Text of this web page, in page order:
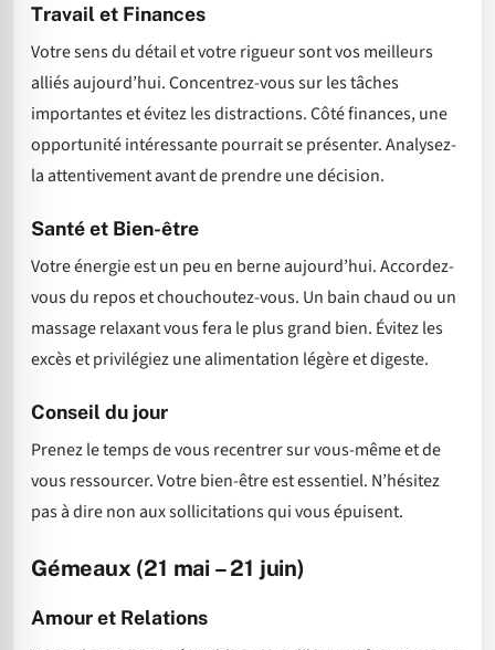
Travail et Finances
Votre sens du détail et votre rigueur sont vos meilleurs
alliés aujourd’hui. Concentrez-vous sur les tâches
importantes et évitez les distractions. Côté finances, une
opportunité intéressante pourrait se présenter. Analysez-
la attentivement avant de prendre une décision.
Santé et Bien-être
Votre énergie est un peu en berne aujourd’hui. Accordez-
vous du repos et chouchoutez-vous. Un bain chaud ou un
massage relaxant vous fera le plus grand bien. Évitez les
excès et privilégiez une alimentation légère et digeste.
Conseil du jour
Prenez le temps de vous recentrer sur vous-même et de
vous ressourcer. Votre bien-être est essentiel. N’hésitez
pas à dire non aux sollicitations qui vous épuisent.
Gémeaux (21 mai – 21 juin)
Amour et Relations